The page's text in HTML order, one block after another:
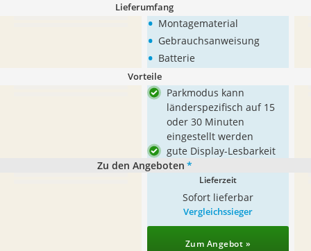
Lieferumfang
• Montagematerial
• Gebrauchsanweisung
• Batterie
Vorteile
Parkmodus kann
länderspezifisch auf 15
oder 30 Minuten
eingestellt werden
gute Display-Lesbarkeit
Zu den Angeboten *
Lieferzeit
Sofort lieferbar
Vergleichssieger
Zum Angebot »